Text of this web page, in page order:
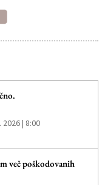
2026 | 8:00
več poškodovanih